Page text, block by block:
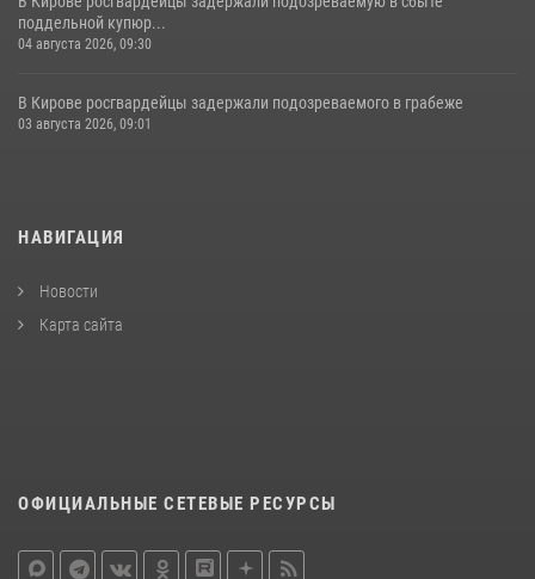
поддельной купюр...
04 августа 2026, 09:30
В Кирове росгвардейцы задержали подозреваемого в грабеже
03 августа 2026, 09:01
НАВИГАЦИЯ
Новости
Карта сайта
ОФИЦИАЛЬНЫЕ СЕТЕВЫЕ РЕСУРСЫ